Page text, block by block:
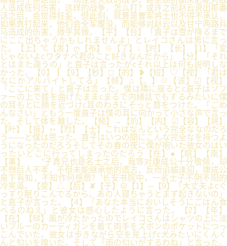
人造成任何伤害，这样的战争，怎么打？或许之前赵云说出那番
话之后，会觉得狂妄，但此刻，就算是曹军将士也不得不承认，
如果真打起来，他们会全军覆没，而能够对赵云以及甘宁两路兵
马造成的伤害，微乎其微。【平】【台】「直子は雪が降るまで
にここ出ちゃうかもしれませんよ」とレイコさんは男に言っ
た。【上】℃【发】ღ【布】※【了】↓【时】【长】【1】「変
じゃないよcワタナベ君のこと好きなんだから」【分】「それ
とはまた違うの」と直子は言ったがcそれ以上は何も説明しな
かった。【0】┃【9】【秒】□【的】❥【短】♡【视】「君は
なにかアルバイトしてる」【频】♫【。】☉【该】☑【视】
「ここに来て」と直子は言った。僕は隣に座るとc直子はソフ
ァーの上で膝を曲げたままcまるで内緒話でもするみたいに僕
の耳もとに顔を近づけc耳のわきにそっと唇をつけた。「ごめ
んなさい」ともう一度直子は僕の耳に向かって小さな声で言っ
た。そして体を離した。【频】→【的】【内】☑【容】【将】
【叶】【挺】➳【烈】【士】これはなんという完全ななのだろ
う――と僕は思った。直子はいつの間にこんな完全なを持つよ
うになったのだろうそしてその春の夜に僕が抱いた彼女のはい
ったいどこに行ってしまったのだろう【在】●【皖】【南】
【事】 “子真兄也是名士之后，我等对康成公十分敬佩，却
不想后人不孝，不但未能继承他的遗志，反而谄媚逢迎，康成公
泉下有知，不知作何感想？”长安书院中，一名士子不阴不阳的
冷笑道。【变】△【后】✘【于】☮【1】─【9】「大丈夫よcぐ
っすり眠りこんでるから。あの人寝ちゃうとまず起きないの」
と直子が言った。【4】「あなた本当においしそうにごはん食
べるのねえ」と彼女は感心したように言った。【2】【年】
【在】【狱】風が冷たかったのでレイコさんはシャツの上に淡
いブルーのカーディガンを着て両手をズボンのポケットにつっ
こんでいた。彼女は歩きながら空を見上げc犬みたいにくんく
んと匂いを嗅いだ。そして「雨の匂いがするわね」と言った。